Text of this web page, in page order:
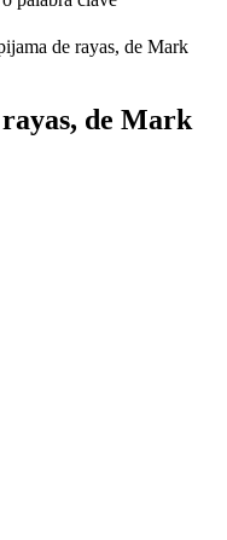
de rayas, de Mark
de Mark